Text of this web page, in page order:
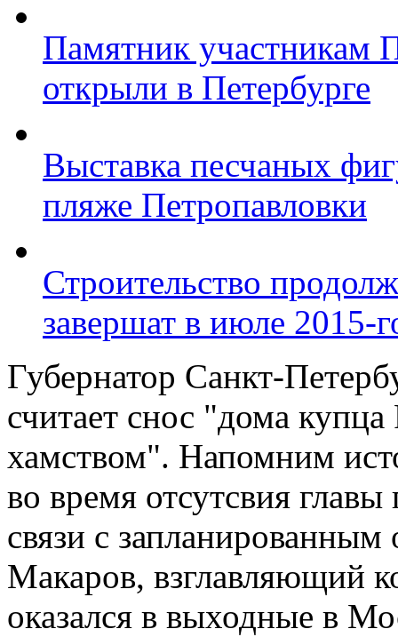
Памятник участникам
открыли в Петербурге
Выставка песчаных
пляже Петропавловки
Строительство
завершат в июле 2015-
Губернатор Санкт-
считает снос "дома
хамством". Напомним
во время отсутсвия
связи с
Макаров, взглавляющий
оказался в выходные в